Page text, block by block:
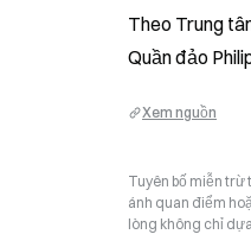
Theo Trung
Quần đảo
Xem nguồn
Tuyên bố miễn trừ
ánh quan điểm
lòng không chỉ